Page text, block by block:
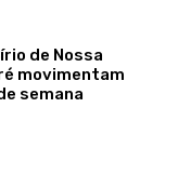
de Nossa
movimentam
semana